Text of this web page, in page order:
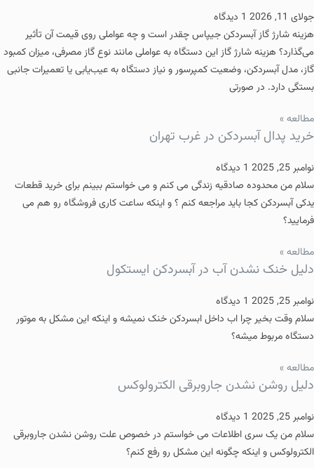
جولای 11, 2026
1 دیدگاه
هزینه شارژ گاز آبسردکن جیپاس چقدر است و چه عواملی روی قیمت آن تأثیر
می‌گذارد؟ هزینه شارژ گاز این دستگاه به عواملی مانند نوع گاز مصرفی، میزان کمبود
گاز، مدل آبسردکن، وضعیت کمپرسور و نیاز دستگاه به عیب‌یابی یا تعمیرات جانبی
بستگی دارد. در صورتی
مطالعه »
خرید پدال آبسردکن در غرب تهران
نوامبر 25, 2025
1 دیدگاه
سلام من محدوده صادقیه زندگی می کنم و می خواستم ببینم برای خرید قطعات
یدکی آبسردکن کجا باید مراجعه کنم ؟ و اینکه ساعت کاری فروشگاه رو هم می
فرمایید؟
مطالعه »
دلیل خنک نشدن آب در آبسردکن ایستکول
نوامبر 25, 2025
1 دیدگاه
سلام وقت بخیر چرا اب داخل ابسردکن خنک نمیشه و اینکه این مشکل به موتور
دستگاه مربوط میشه؟
مطالعه »
دلیل روشن نشدن جاروبرقی الکترولوکس
نوامبر 25, 2025
1 دیدگاه
سلام من یک سری اطلاعات می خواستم در خصوص علت روشن نشدن جاروبرقی
الکترولوکس و اینکه چگونه این مشکل رو رفع کنم؟